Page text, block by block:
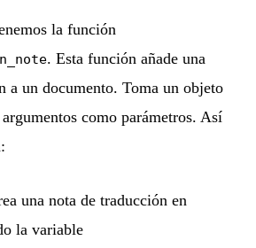
la función
. Esta función añade una
a un documento. Toma un objeto
como parámetros. Así
una nota de traducción en
la variable